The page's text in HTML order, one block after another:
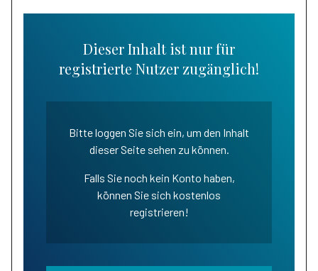
Dieser Inhalt ist nur für
registrierte Nutzer zugänglich!
Bitte loggen Sie sich ein, um den Inhalt
dieser Seite sehen zu können.
Falls Sie noch kein Konto haben,
können Sie sich kostenlos
registrieren!